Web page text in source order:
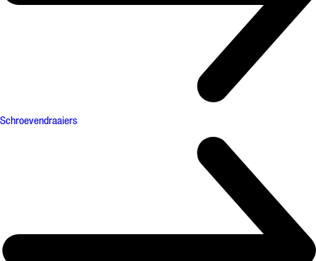
Schroevendraaiers